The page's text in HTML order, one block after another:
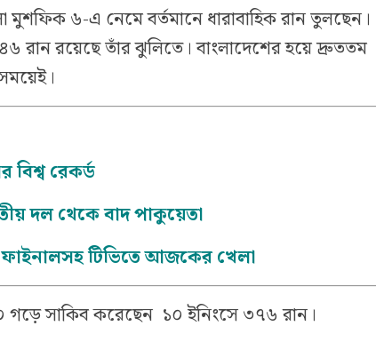
৬-এ নেমে বর্তমানে ধারাবাহিক রান তুলছেন।
রান রয়েছে তাঁর ঝুলিতে। বাংলাদেশের হয়ে দ্রুততম
রেকর্ড
দল থেকে বাদ পাকুয়েতা
ফাইনালসহ টিভিতে আজকের খেলা
গড়ে সাকিব করেছেন ১০ ইনিংসে ৩৭৬ রান।